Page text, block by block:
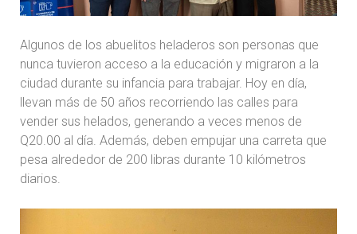
Algunos de los abuelitos heladeros son personas que
nunca tuvieron acceso a la educación y migraron a la
ciudad durante su infancia para trabajar. Hoy en día,
llevan más de 50 años recorriendo las calles para
vender sus helados, generando a veces menos de
Q20.00 al día. Además, deben empujar una carreta que
pesa alrededor de 200 libras durante 10 kilómetros
diarios.